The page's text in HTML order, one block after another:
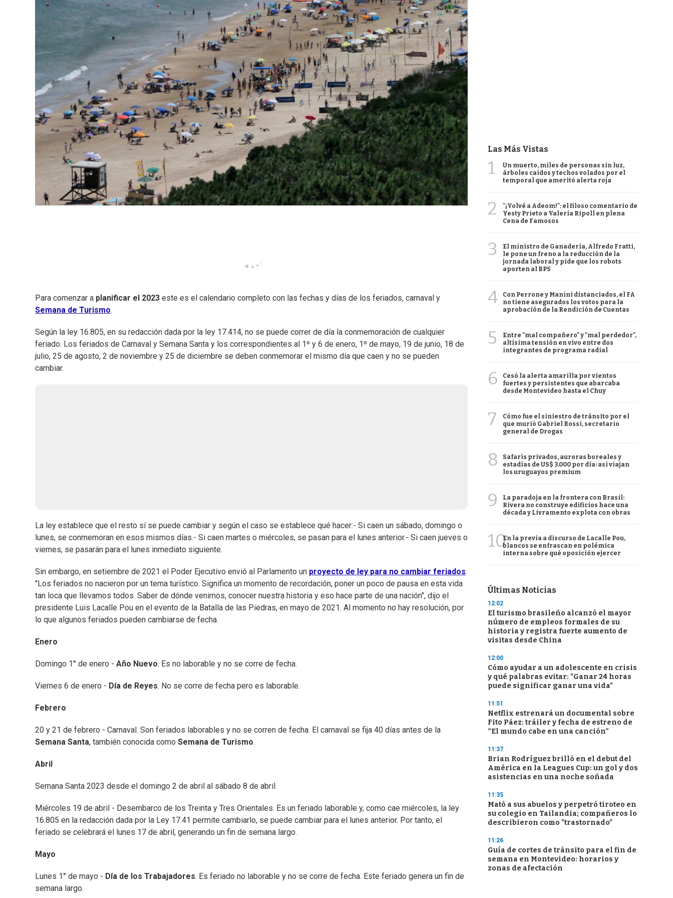
Para comenzar a planificar el 2023 este es el calendario completo con las fechas y días de los feriados, carnaval y
Semana de Turismo.
Según la ley 16.805, en su redacción dada por la ley 17.414, no se puede correr de día la conmemoración de cualquier
feriado. Los feriados de Carnaval y Semana Santa y los correspondientes al 1º y 6 de enero, 1º de mayo, 19 de junio, 18 de
julio, 25 de agosto, 2 de noviembre y 25 de diciembre se deben conmemorar el mismo día que caen y no se pueden
cambiar.
La ley establece que el resto sí se puede cambiar y según el caso se establece qué hacer:- Si caen un sábado, domingo o
lunes, se conmemoran en esos mismos días.- Si caen martes o miércoles, se pasan para el lunes anterior.- Si caen jueves o
viernes, se pasarán para el lunes inmediato siguiente.
Sin embargo, en setiembre de 2021 el Poder Ejecutivo envió al Parlamento un proyecto de ley para no cambiar feriados.
"Los feriados no nacieron por un tema turístico. Significa un momento de recordación, poner un poco de pausa en esta vida
tan loca que llevamos todos. Saber de dónde venimos, conocer nuestra historia y eso hace parte de una nación", dijo el
presidente Luis Lacalle Pou en el evento de la Batalla de las Piedras, en mayo de 2021. Al momento no hay resolución, por
lo que algunos feriados pueden cambiarse de fecha.
Enero
Domingo 1° de enero - Año Nuevo. Es no laborable y no se corre de fecha.
Viernes 6 de enero - Día de Reyes. No se corre de fecha pero es laborable.
Febrero
20 y 21 de febrero - Carnaval. Son feriados laborables y no se corren de fecha. El carnaval se fija 40 días antes de la
Semana Santa, también conocida como Semana de Turismo.
Abril
Semana Santa 2023 desde el domingo 2 de abril al sábado 8 de abril.
Miércoles 19 de abril - Desembarco de los Treinta y Tres Orientales. Es un feriado laborable y, como cae miércoles, la ley
16.805 en la redacción dada por la Ley 17.41 permite cambiarlo, se puede cambiar para el lunes anterior. Por tanto, el
feriado se celebrará el lunes 17 de abril, generando un fin de semana largo.
Mayo
Lunes 1° de mayo - Día de los Trabajadores. Es feriado no laborable y no se corre de fecha. Este feriado genera un fin de
semana largo.
Las Más Vistas
1
Un muerto, miles de personas sin luz,
árboles caídos y techos volados por el
temporal que ameritó alerta roja
2
"¡Volvé a Adeom!": el filoso comentario de
Yesty Prieto a Valeria Ripoll en plena
Cena de Famosos
3
El ministro de Ganadería, Alfredo Fratti,
le pone un freno a la reducción de la
jornada laboral y pide que los robots
aporten al BPS
4
Con Perrone y Manini distanciados, el FA
no tiene asegurados los votos para la
aprobación de la Rendición de Cuentas
5
Entre "mal compañero" y "mal perdedor",
altísima tensión en vivo entre dos
integrantes de programa radial
6
Cesó la alerta amarilla por vientos
fuertes y persistentes que abarcaba
desde Montevideo hasta el Chuy
7
Cómo fue el siniestro de tránsito por el
que murió Gabriel Rossi, secretario
general de Drogas
8
Safaris privados, auroras boreales y
estadías de US$ 3.000 por día: así viajan
los uruguayos premium
9
La paradoja en la frontera con Brasil:
Rivera no construye edificios hace una
década y Livramento explota con obras
10En la previa a discurso de Lacalle Pou,
blancos se enfrascan en polémica
interna sobre qué oposición ejercer
Últimas Noticias
12:02
El turismo brasileño alcanzó el mayor
número de empleos formales de su
historia y registra fuerte aumento de
visitas desde China
12:00
Cómo ayudar a un adolescente en crisis
y qué palabras evitar: "Ganar 24 horas
puede significar ganar una vida"
11:51
Netflix estrenará un documental sobre
Fito Páez: tráiler y fecha de estreno de
“El mundo cabe en una canción”
11:37
Brian Rodríguez brilló en el debut del
América en la Leagues Cup: un gol y dos
asistencias en una noche soñada
11:35
Mató a sus abuelos y perpetró tiroteo en
su colegio en Tailandia; compañeros lo
describieron como "trastornado"
11:26
Guía de cortes de tránsito para el fin de
semana en Montevideo: horarios y
zonas de afectación